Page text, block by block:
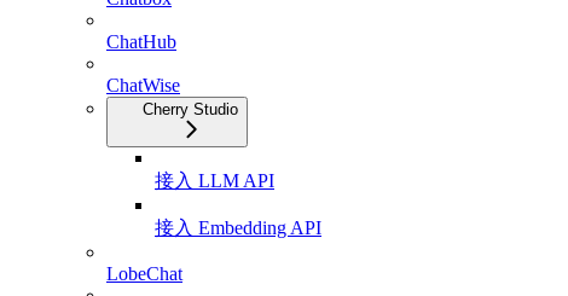
ChatHub
ChatWise
Cherry Studio
接入 LLM API
接入 Embedding API
LobeChat